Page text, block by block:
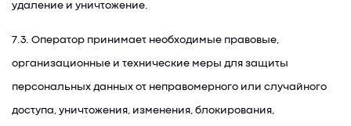
удаление и уничтожение.
7.3. Оператор принимает необходимые правовые,
организационные и технические меры для защиты
персональных данных от неправомерного или случайного
доступа, уничтожения, изменения, блокирования,